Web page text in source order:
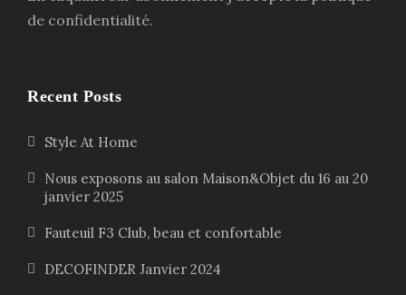
de confidentialité.
Recent Posts
Style At Home
Nous exposons au salon Maison&Objet du 16 au 20
janvier 2025
Fauteuil F3 Club, beau et confortable
DECOFINDER Janvier 2024